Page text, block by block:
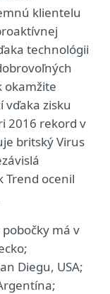
klientelu
technológii
okamžite
vďaka zisku
2016 rekord v
britský Virus
Trend ocenil
pobočky má v
Diegu, USA;